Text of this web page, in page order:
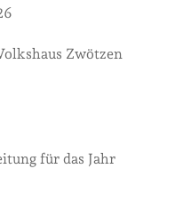
Zwötzen
für das Jahr